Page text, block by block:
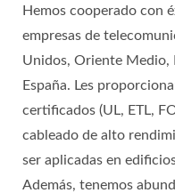
Hemos cooperado con
empresas de
Unidos, Oriente Medio,
España. Les
certificados (UL, ETL,
cableado de alto
ser aplicadas en
Además, tenemos